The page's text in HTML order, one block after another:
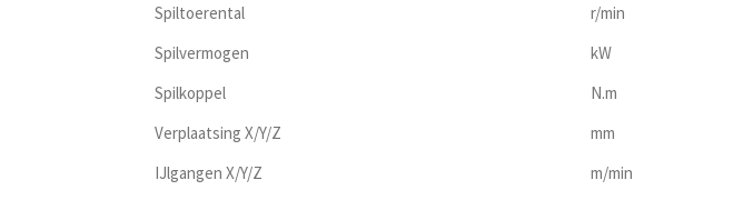
Spiltoerental
r/min
Spilvermogen
kW
Spilkoppel
N.m
Verplaatsing X/Y/Z
mm
IJlgangen X/Y/Z
m/min